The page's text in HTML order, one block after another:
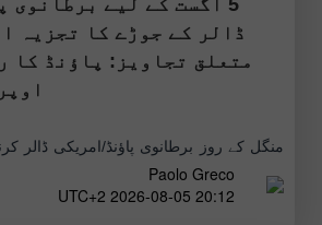
ڈالر کے جوڑے کا تجزیہ
متعلق تجاویز: پاؤنڈ کا
منگل کے روز برطانوی پاؤنڈ/امریکی ڈالر
بہت کم اتار چڑھاؤ دیکھا گیا، اور دن کی
کی خالی آسامیوں سے متعلق JOLTs رپورٹ
Paolo Greco
20:12 2026-08-05 UTC+2